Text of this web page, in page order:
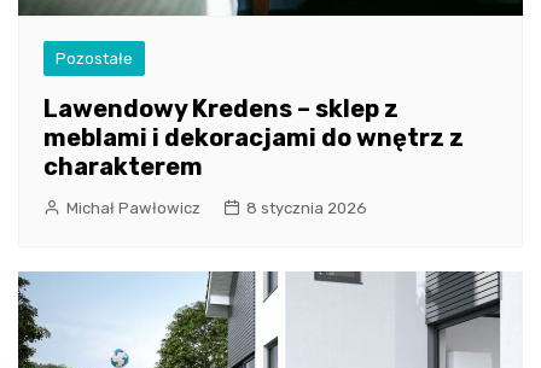
Pozostałe
Lawendowy Kredens – sklep z
meblami i dekoracjami do wnętrz z
charakterem
Michał Pawłowicz 8 stycznia 2026